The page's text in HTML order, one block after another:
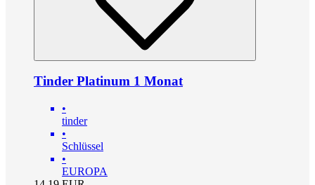
Tinder Platinum 1 Monat
•
tinder
•
Schlüssel
•
EUROPA